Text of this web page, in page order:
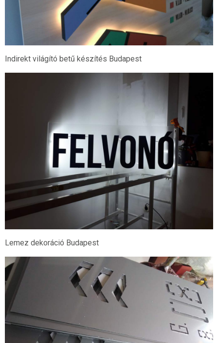
Indirekt világító betű készítés Budapest
Lemez dekoráció Budapest